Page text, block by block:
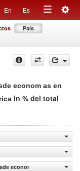
En Es
Toggle
País
econom as en
in % del total
econom as en